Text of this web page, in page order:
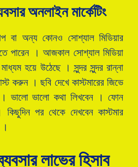
অনলাইন মার্কেটিং
বা অন্য কোনও সোশ্যাল মিডিয়ার
পারেন । আজকাল সোশ্যাল মিডিয়া
হয়ে উঠেছে । সুন্দর সুন্দর রান্না
করুন । ছবি দেখে কাস্টমারের জিভে
ভালো ভালো কথা লিখবেন । ফোন
পর থেকে দেখবেন কাস্টমার
লাভের হিসাব